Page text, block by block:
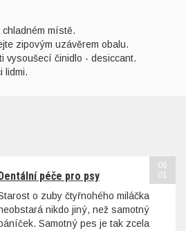
místě.
zipovým uzávěrem obalu.
vysoušecí činidlo - desiccant.
lidmi.
péče pro psy
o zuby čtyřnohého miláčka
nikdo jiný, než samotný
Samotný pes je tak zcela
06
01